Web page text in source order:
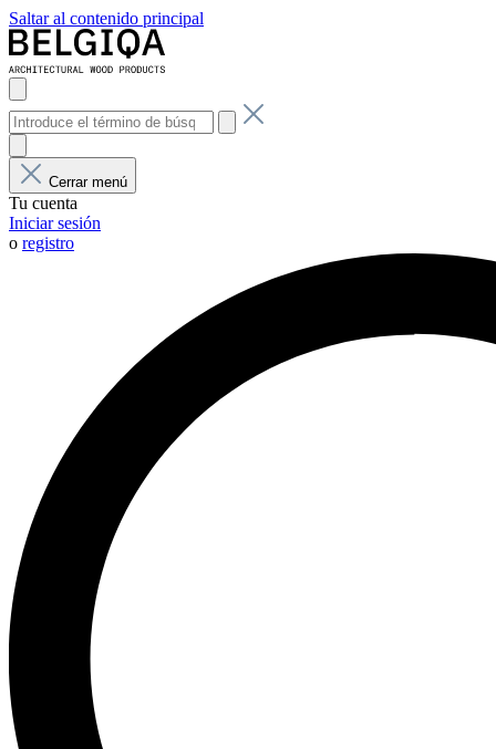
Saltar al contenido principal
Cerrar menú
Tu cuenta
Iniciar sesión
o registro